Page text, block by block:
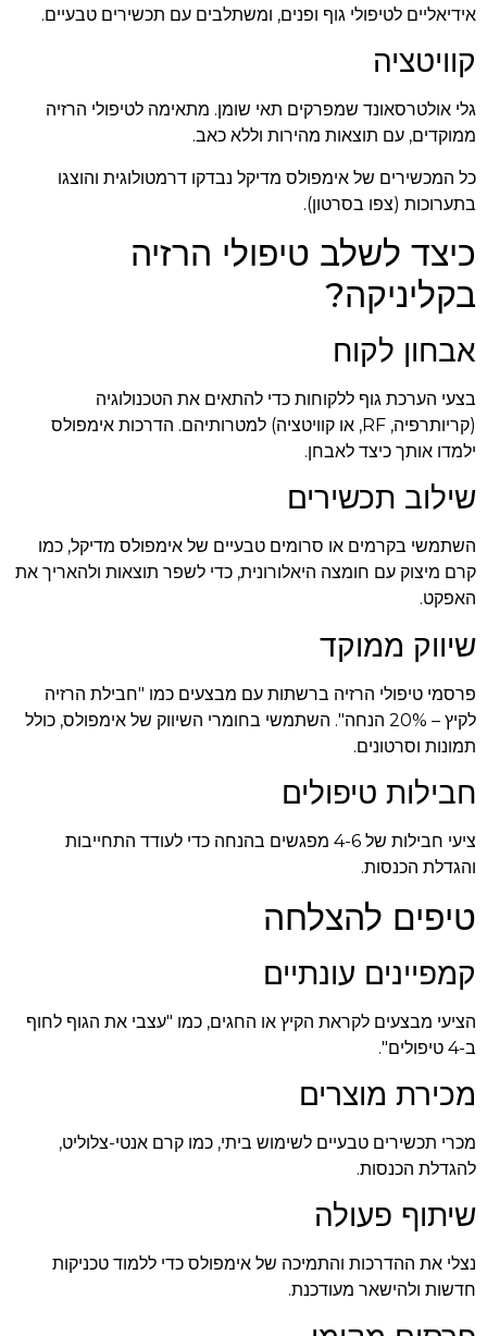
אידיאליים לטיפולי גוף ופנים, ומשתלבים עם תכשירים טבעיים.
קוויטציה
גלי אולטרסאונד שמפרקים תאי שומן. מתאימה לטיפולי הרזיה
ממוקדים, עם תוצאות מהירות וללא כאב.
כל המכשירים של אימפולס מדיקל נבדקו דרמטולוגית והוצגו
בתערוכות (צפו בסרטון).
כיצד לשלב טיפולי הרזיה
בקליניקה?
אבחון לקוח
בצעי הערכת גוף ללקוחות כדי להתאים את הטכנולוגיה
(קריותרפיה, RF, או קוויטציה) למטרותיהם. הדרכות אימפולס
ילמדו אותך כיצד לאבחן.
שילוב תכשירים
השתמשי בקרמים או סרומים טבעיים של אימפולס מדיקל, כמו
קרם מיצוק עם חומצה היאלורונית, כדי לשפר תוצאות ולהאריך את
האפקט.
שיווק ממוקד
פרסמי טיפולי הרזיה ברשתות עם מבצעים כמו "חבילת הרזיה
לקיץ – 20% הנחה". השתמשי בחומרי השיווק של אימפולס, כולל
תמונות וסרטונים.
חבילות טיפולים
ציעי חבילות של 4-6 מפגשים בהנחה כדי לעודד התחייבות
והגדלת הכנסות.
טיפים להצלחה
קמפיינים עונתיים
הציעי מבצעים לקראת הקיץ או החגים, כמו "עצבי את הגוף לחוף
ב-4 טיפולים".
מכירת מוצרים
מכרי תכשירים טבעיים לשימוש ביתי, כמו קרם אנטי-צלוליט,
להגדלת הכנסות.
שיתוף פעולה
נצלי את ההדרכות והתמיכה של אימפולס כדי ללמוד טכניקות
חדשות ולהישאר מעודכנת.